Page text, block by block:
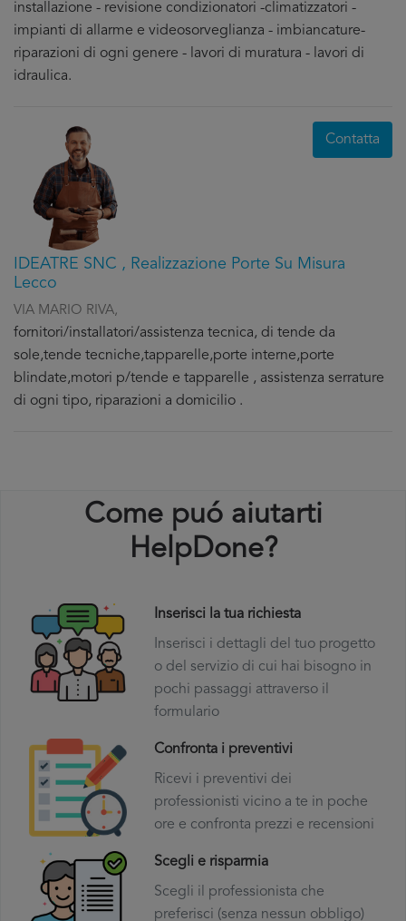
installazione - revisione condizionatori -climatizzatori -
impianti di allarme e videosorveglianza - imbiancature-
riparazioni di ogni genere - lavori di muratura - lavori di
idraulica.
IDEATRE SNC , Realizzazione Porte Su Misura
Lecco
VIA MARIO RIVA,
fornitori/installatori/assistenza tecnica, di tende da
sole,tende tecniche,tapparelle,porte interne,porte
blindate,motori p/tende e tapparelle , assistenza serrature
di ogni tipo, riparazioni a domicilio .
Contatta
Come puó aiutarti
HelpDone?
Inserisci la tua richiesta
Inserisci i dettagli del tuo progetto
o del servizio di cui hai bisogno in
pochi passaggi attraverso il
formulario
Confronta i preventivi
Ricevi i preventivi dei
professionisti vicino a te in poche
ore e confronta prezzi e recensioni
Scegli e risparmia
Scegli il professionista che
preferisci (senza nessun obbligo)